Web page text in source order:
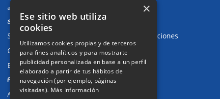
alkor@colegioalkor.com
SUGERENCIAS Y CANAL DE DENUNCIAS
Sugerencias, Quejas, Reclamaciones y Felicitaciones
Canal de denuncias
Buzón denuncia drogas CM
PRIVACIDAD
Aviso legal / Política de privacidad
×
Ese sitio web utiliza
cookies
Utilizamos cookies propias y de terceros
para fines analíticos y para mostrarte
publicidad personalizada en base a un perfil
elaborado a partir de tus hábitos de
navegación (por ejemplo, páginas
visitadas). Más información